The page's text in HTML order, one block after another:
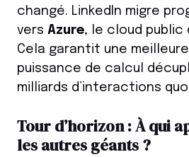
changé. LinkedIn migre
vers Azure, le cloud public
Cela garantit une
puissance de calcul
milliards d’interactions
Tour d’horizon : À qui
les autres géants ?